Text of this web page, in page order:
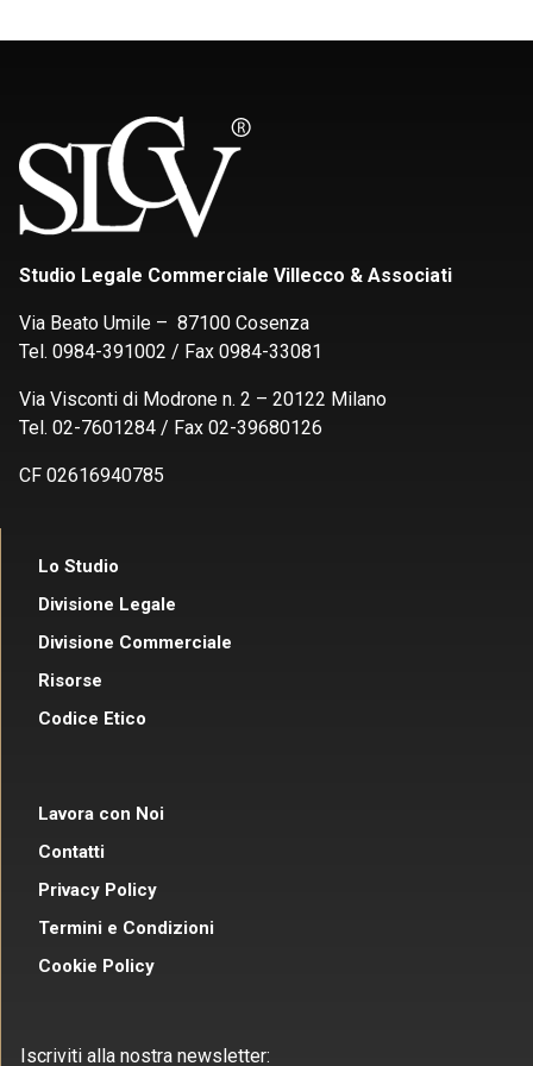
Studio Legale Commerciale Villecco & Associati
Via Beato Umile – 87100 Cosenza
Tel. 0984-391002 / Fax 0984-33081
Via Visconti di Modrone n. 2 – 20122 Milano
Tel. 02-7601284 / Fax 02-39680126
CF 02616940785
Lo Studio
Divisione Legale
Divisione Commerciale
Risorse
Codice Etico
Lavora con Noi
Contatti
Privacy Policy
Termini e Condizioni
Cookie Policy
Iscriviti alla nostra newsletter: